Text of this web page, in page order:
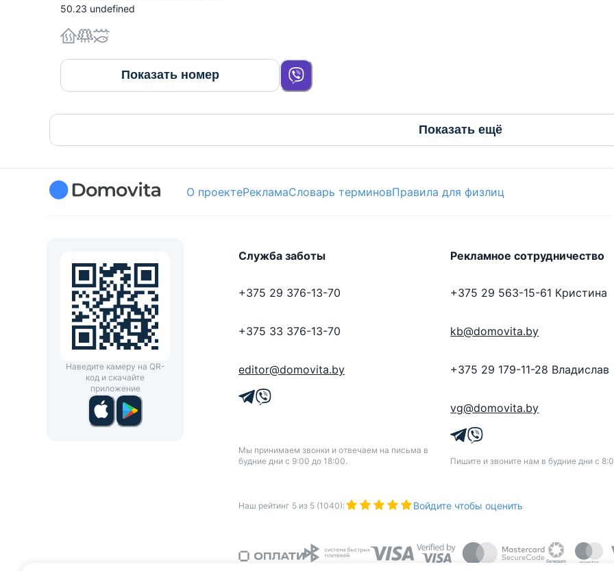
50.23 undefined
Показать номер
Показать ещё
О проектеРекламаСловарь терминовПравила для физлиц
Наведите камеру на QR-
код и скачайте
приложение
Служба заботы
+375 29 376-13-70
+375 33 376-13-70
editor@domovita.by
Мы принимаем звонки и отвечаем на письма в
будние дни с 9:00 до 18:00.
Рекламное сотрудничество
+375 29 563-15-61 Кристина
kb@domovita.by
+375 29 179-11-28 Владислав
vg@domovita.by
Пишите и звоните нам в будние дни с
Наш рейтинг 5 из 5 (1040): Войдите чтобы оценить